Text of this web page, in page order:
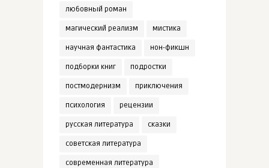
любовный роман
магический реализм мистика
научная фантастика нон-фикшн
подборки книг подростки
постмодернизм приключения
психология рецензии
русская литература сказки
советская литература
современная литература